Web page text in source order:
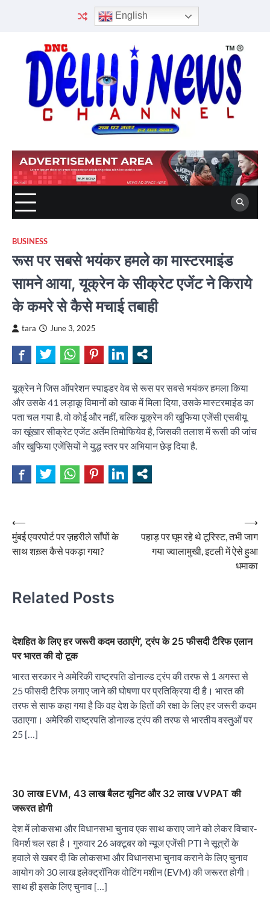
English
BUSINESS
रूस पर सबसे भयंकर हमले का मास्टरमाइंड
सामने आया, यूक्रेन के सीक्रेट एजेंट ने किराये
के कमरे से कैसे मचाई तबाही
tara June 3, 2025
यूक्रेन ने जिस ऑपरेशन स्पाइडर वेब से रूस पर सबसे भयंकर हमला किया
और उसके 41 लड़ाकू विमानों को खाक में मिला दिया, उसके मास्टरमाइंड का
पता चल गया है. वो कोई और नहीं, बल्कि यूक्रेन की खुफिया एजेंसी एसबीयू
का खूंखार सीक्रेट एजेंट अर्तेम तिमोफियेव है, जिसकी तलाश में रूसी की जांच
और खुफिया एजेंसियों ने युद्ध स्तर पर अभियान छेड़ दिया है.
Post
navigation
⟵
मुंबई एयरपोर्ट पर ज़हरीले साँपों के
साथ शख़्स कैसे पकड़ा गया?
पहाड़ पर घूम रहे थे टूरिस्ट, तभी जाग
गया ज्वालामुखी, इटली में ऐसे हुआ
धमाका
⟶
Related Posts
देशहित के लिए हर जरूरी कदम उठाएंगे’, ट्रंप के 25 फीसदी टैरिफ एलान
पर भारत की दो टूक
भारत सरकार ने अमेरिकी राष्ट्रपति डोनाल्ड ट्रंप की तरफ से 1 अगस्त से
25 फीसदी टैरिफ लगाए जाने की घोषणा पर प्रतिक्रिया दी है। भारत की
तरफ से साफ कहा गया है कि वह देश के हितों की रक्षा के लिए हर जरूरी कदम
उठाएगा। अमेरिकी राष्ट्रपति डोनाल्ड ट्रंप की तरफ से भारतीय वस्तुओं पर
25 […]
30 लाख EVM, 43 लाख बैलट यूनिट और 32 लाख VVPAT की
जरूरत होगी
देश में लोकसभा और विधानसभा चुनाव एक साथ कराए जाने को लेकर विचार-
विमर्श चल रहा है। गुरुवार 26 अक्टूबर को न्यूज एजेंसी PTI ने सूत्रों के
हवाले से खबर दी कि लोकसभा और विधानसभा चुनाव कराने के लिए चुनाव
आयोग को 30 लाख इलेक्ट्रॉनिक वोटिंग मशीन (EVM) की जरूरत होगी।
साथ ही इसके लिए चुनाव […]